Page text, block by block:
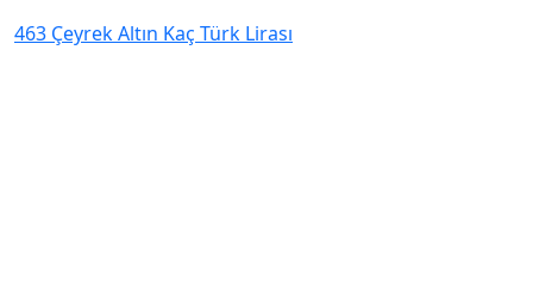
463 Çeyrek Altın Kaç Türk Lirası